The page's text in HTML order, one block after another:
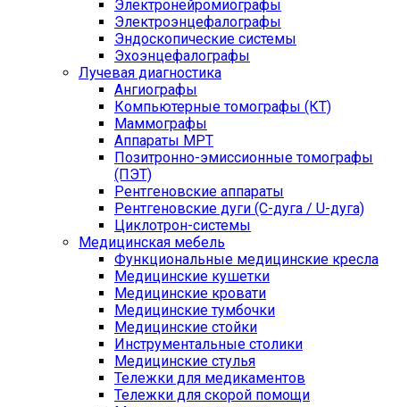
Электронейромиографы
Электроэнцефалографы
Эндоскопические системы
Эхоэнцефалографы
Лучевая диагностика
Ангиографы
Компьютерные томографы (КТ)
Маммографы
Аппараты МРТ
Позитронно-эмиссионные томографы
(ПЭТ)
Рентгеновские аппараты
Рентгеновские дуги (С-дуга / U-дуга)
Циклотрон-системы
Медицинская мебель
Функциональные медицинские кресла
Медицинские кушетки
Медицинские кровати
Медицинские тумбочки
Медицинские стойки
Инструментальные столики
Медицинские стулья
Тележки для медикаментов
Тележки для скорой помощи